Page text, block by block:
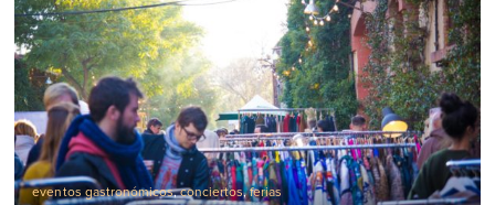
eventos gastronómicos,conciertos,ferias